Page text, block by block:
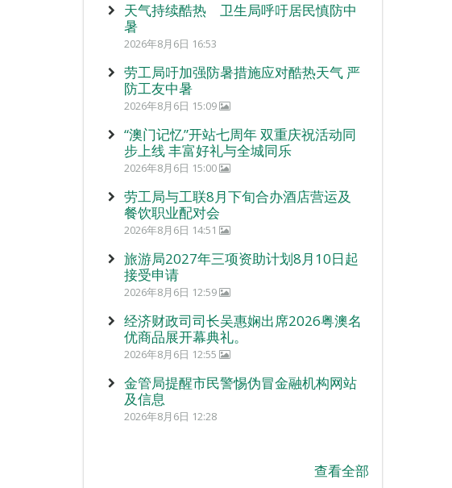
天气持续酷热 卫生局呼吁居民慎防中
暑
2026年8月6日 16:53
劳工局吁加强防暑措施应对酷热天气 严
防工友中暑
2026年8月6日 15:09
“澳门记忆”开站七周年 双重庆祝活动同
步上线 丰富好礼与全城同乐
2026年8月6日 15:00
劳工局与工联8月下旬合办酒店营运及
餐饮职业配对会
2026年8月6日 14:51
旅游局2027年三项资助计划8月10日起
接受申请
2026年8月6日 12:59
经济财政司司长吴惠娴出席2026粤澳名
优商品展开幕典礼。
2026年8月6日 12:55
金管局提醒市民警惕伪冒金融机构网站
及信息
2026年8月6日 12:28
查看全部